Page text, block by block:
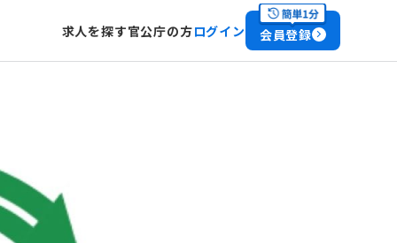
求人を探す官公庁の方ログイン 会員登録